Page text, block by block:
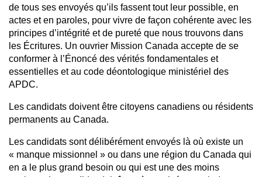
de tous ses envoyés qu’ils fassent tout leur possible, en
actes et en paroles, pour vivre de façon cohérente avec les
principes d’intégrité et de pureté que nous trouvons dans
les Écritures. Un ouvrier Mission Canada accepte de se
conformer à l’Énoncé des vérités fondamentales et
essentielles et au code déontologique ministériel des
APDC.
Les candidats doivent être citoyens canadiens ou résidents
permanents au Canada.
Les candidats sont délibérément envoyés là où existe un
« manque missionnel » ou dans une région du Canada qui
en a le plus grand besoin ou qui est une des moins